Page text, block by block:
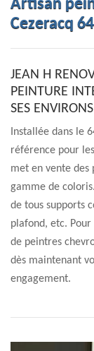
Artisan
Cezeracq
JEAN H
PEINTURE
SES ENVIRONS
Installée dans le
référence pour
met en vente des
gamme de
de tous supports
plafond, etc.
de peintres
dès maintenant
engagement.